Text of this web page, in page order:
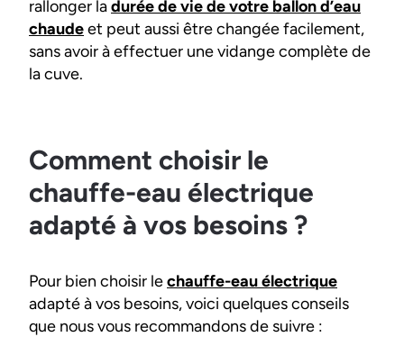
rallonger ladurée de vie de votre ballon d’eau
chaudeet peut aussi être changée facilement,
sans avoir à effectuer une vidange complète de
la cuve.
Comment choisir le
chauffe-eau électrique
adapté à vos besoins ?
Pour bien choisir lechauffe-eau électrique
adapté à vos besoins, voici quelques conseils
que nous vous recommandons de suivre :